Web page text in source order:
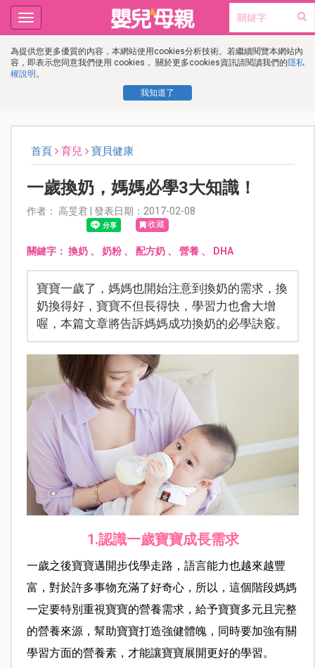
為提供您更多優質的內容，本網站使用cookies分析技術。若繼續閱覽本網站內
容，即表示您同意我們使用 cookies， 關於更多cookies資訊請閱讀我們的隱私
權說明 。
我知道了
Toggle
navigation
首頁 育兒 寶貝健康
一歲換奶，媽媽必學3大知識！
作者： 高旻君 | 發表日期：2017-02-08
收藏
關鍵字： 換奶、 奶粉、 配方奶、 營養、 DHA
寶寶一歲了，媽媽也開始注意到換奶的需求，換
奶換得好，寶寶不但長得快，學習力也會大增
喔，本篇文章將告訴媽媽成功換奶的必學訣竅。
1.認識一歲寶寶成長需求
一歲之後寶寶邁開步伐學走路，語言能力也越來越豐
富，對於許多事物充滿了好奇心，所以，這個階段媽媽
一定要特別重視寶寶的營養需求，給予寶寶多元且完整
的營養來源，幫助寶寶打造強健體魄，同時要加強有關
學習方面的營養素，才能讓寶寶展開更好的學習。